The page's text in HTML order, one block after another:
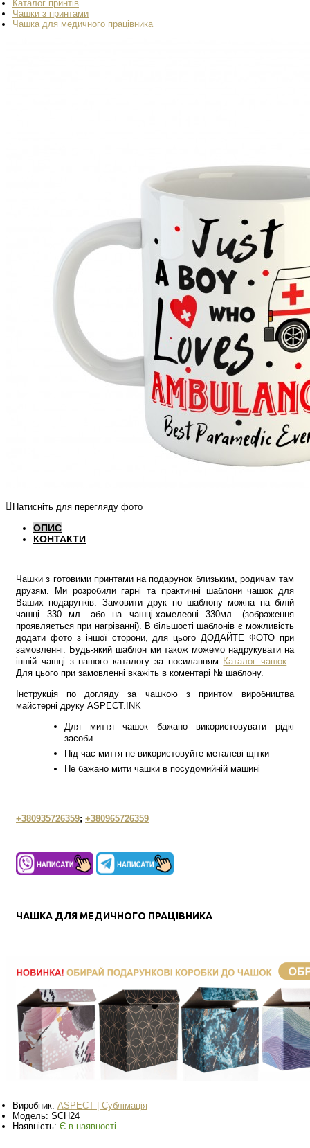
Каталог принтів
Чашки з принтами
Чашка для медичного працівника
Натисніть для перегляду фото
ОПИС
КОНТАКТИ
Чашки з готовими принтами на подарунок близьким, родичам там
друзям. Ми розробили гарні та практичні шаблони чашок для
Ваших подарунків. Замовити друк по шаблону можна на білій
чашці 330 мл. або на чашці-хамелеоні 330мл. (зображення
проявляється при нагріванні). В більшості шаблонів є можливість
додати фото з іншої сторони, для цього ДОДАЙТЕ ФОТО при
замовленні. Будь-який шаблон ми також можемо надрукувати на
іншій чашці з нашого каталогу за посиланням Каталог чашок .
Для цього при замовленні вкажіть в коментарі № шаблону.
Інструкція по догляду за чашкою з принтом виробництва
майстерні друку ASPECT.INK
Для миття чашок бажано використовувати рідкі
засоби.
Під час миття не використовуйте металеві щітки
Не бажано мити чашки в посудомийній машині
+380935726359; +380965726359
ЧАШКА ДЛЯ МЕДИЧНОГО ПРАЦІВНИКА
Виробник: ASPECT | Сублімація
Модель: SCH24
Наявність: Є в наявності